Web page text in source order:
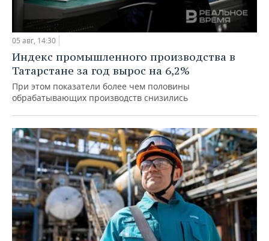
05 авг, 14:30
Индекс промышленного производства в
Татарстане за год вырос на 6,2%
При этом показатели более чем половины
обрабатывающих производств снизились